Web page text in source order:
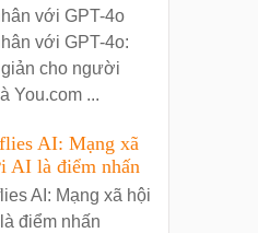
với GPT-4o
với GPT-4o:
cho người
You.com ...
AI: Mạng xã
AI là điểm nhấn
AI: Mạng xã hội
điểm nhấn